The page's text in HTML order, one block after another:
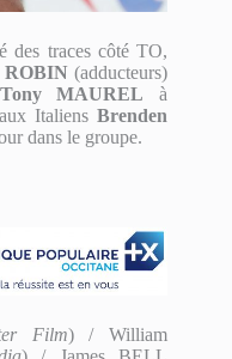
des traces côté TO,
ROBIN (adducteurs)
Tony MAUREL à
ItaliensBrenden
dans le groupe.
Film) / William